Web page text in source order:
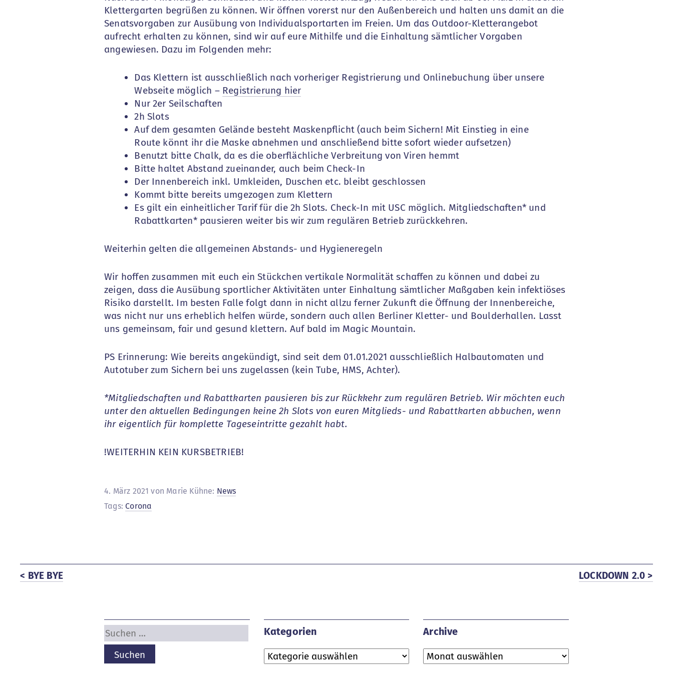
Klettergarten begrüßen zu können. Wir öffnen vorerst nur den Außenbereich und halten uns damit an die
Senatsvorgaben zur Ausübung von Individualsportarten im Freien. Um das Outdoor-Kletterangebot
aufrecht erhalten zu können, sind wir auf eure Mithilfe und die Einhaltung sämtlicher Vorgaben
angewiesen. Dazu im Folgenden mehr:
Das Klettern ist ausschließlich nach vorheriger Registrierung und Onlinebuchung über unsere
Webseite möglich – Registrierung hier
Nur 2er Seilschaften
2h Slots
Auf dem gesamten Gelände besteht Maskenpflicht (auch beim Sichern! Mit Einstieg in eine
Route könnt ihr die Maske abnehmen und anschließend bitte sofort wieder aufsetzen)
Benutzt bitte Chalk, da es die oberflächliche Verbreitung von Viren hemmt
Bitte haltet Abstand zueinander, auch beim Check-In
Der Innenbereich inkl. Umkleiden, Duschen etc. bleibt geschlossen
Kommt bitte bereits umgezogen zum Klettern
Es gilt ein einheitlicher Tarif für die 2h Slots. Check-In mit USC möglich. Mitgliedschaften* und
Rabattkarten* pausieren weiter bis wir zum regulären Betrieb zurückkehren.
Weiterhin gelten die allgemeinen Abstands- und Hygieneregeln
Wir hoffen zusammen mit euch ein Stückchen vertikale Normalität schaffen zu können und dabei zu
zeigen, dass die Ausübung sportlicher Aktivitäten unter Einhaltung sämtlicher Maßgaben kein infektiöses
Risiko darstellt. Im besten Falle folgt dann in nicht allzu ferner Zukunft die Öffnung der Innenbereiche,
was nicht nur uns erheblich helfen würde, sondern auch allen Berliner Kletter- und Boulderhallen. Lasst
uns gemeinsam, fair und gesund klettern. Auf bald im Magic Mountain.
PS Erinnerung: Wie bereits angekündigt, sind seit dem 01.01.2021 ausschließlich Halbautomaten und
Autotuber zum Sichern bei uns zugelassen (kein Tube, HMS, Achter).
*Mitgliedschaften und Rabattkarten pausieren bis zur Rückkehr zum regulären Betrieb. Wir möchten euch
unter den aktuellen Bedingungen keine 2h Slots von euren Mitglieds- und Rabattkarten abbuchen, wenn
ihr eigentlich für komplette Tageseintritte gezahlt habt.
!WEITERHIN KEIN KURSBETRIEB!
4. März 2021 von Marie Kühne: News
Tags: Corona
< BYE BYE LOCKDOWN 2.0 >
Suchen
nach:
Kategorien
Kategorien
Archive
Archive